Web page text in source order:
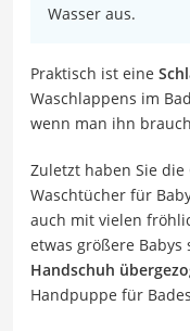
Wasser aus.
Praktisch ist eine
Waschlappens im
wenn man ihn
Zuletzt haben Sie
Waschtücher für
auch mit vielen
etwas größere Babys
Handschuh
Handpuppe für